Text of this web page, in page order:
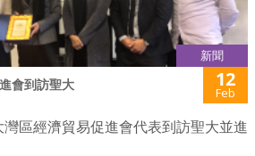
新聞
會到訪聖大 12
Feb
區經濟貿易促進會代表到訪聖大並進